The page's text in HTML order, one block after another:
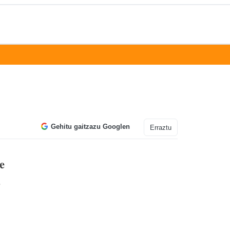
Gehitu gaitzazu Googlen Erraztu